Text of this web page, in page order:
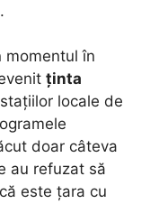
momentul în
ținta
locale de
doar câteva
au refuzat să
este țara cu